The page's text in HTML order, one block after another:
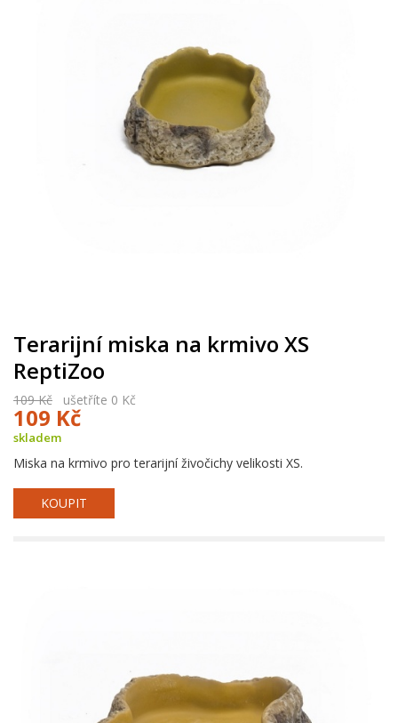
Terarijní miska na krmivo XS
ReptiZoo
109 Kč ušetříte 0 Kč
109 Kč
skladem
Miska na krmivo pro terarijní živočichy velikosti XS.
KOUPIT